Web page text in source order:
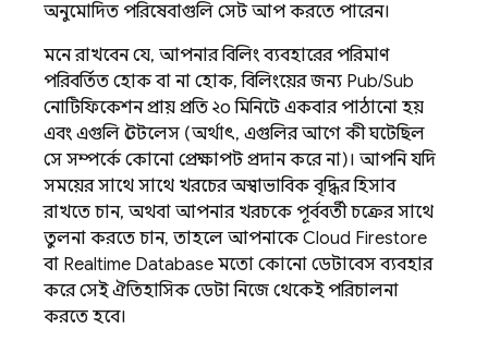
অনুমোদিত পরিষেবাগুলি সেট আপ করতে পারেন।
মনে রাখবেন যে, আপনার বিলিং ব্যবহারের পরিমাণ
পরিবর্তিত হোক বা না হোক, বিলিংয়ের জন্য Pub/Sub
নোটিফিকেশন প্রায় প্রতি ২০ মিনিটে একবার পাঠানো হয়
এবং এগুলি স্টেটলেস (অর্থাৎ, এগুলির আগে কী ঘটেছিল
সে সম্পর্কে কোনো প্রেক্ষাপট প্রদান করে না)। আপনি যদি
সময়ের সাথে সাথে খরচের অস্বাভাবিক বৃদ্ধির হিসাব
রাখতে চান, অথবা আপনার খরচকে পূর্ববর্তী চক্রের সাথে
তুলনা করতে চান, তাহলে আপনাকেCloud Firestore
বা Realtime Database মতো কোনো ডেটাবেস ব্যবহার
করে সেই ঐতিহাসিক ডেটা নিজে থেকেই পরিচালনা
করতে হবে।